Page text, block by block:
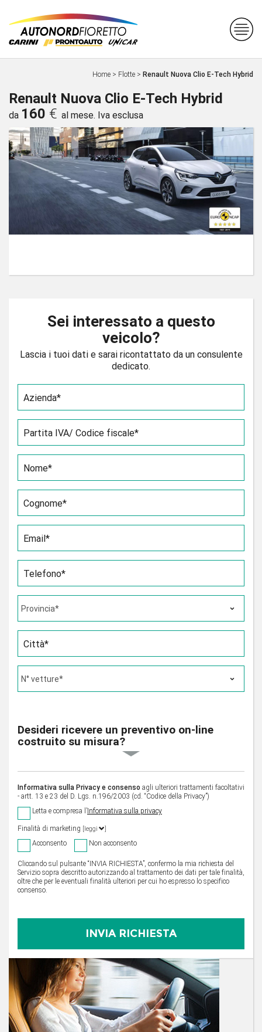
Home > Flotte > Renault Nuova Clio E-Tech Hybrid
Renault Nuova Clio E-Tech Hybrid
da 160 € al mese. Iva esclusa
Sei interessato a questo
veicolo?
Lascia i tuoi dati e sarai ricontattato da un consulente
dedicato.
Azienda*
Partita IVA/ Codice fiscale*
Nome*
Cognome*
Email*
Telefono*
Città*
Desideri ricevere un preventivo on-line
costruito su misura?
Informativa sulla Privacy e consenso agli ulteriori trattamenti facoltativi
- artt. 13 e 23 del D. Lgs. n.196/2003 (cd. “Codice della Privacy”)
Letta e compresa l’ Informativa sulla privacy
Finalità di marketing [leggi
Acconsento Non acconsento
Cliccando sul pulsante “INVIA RICHIESTA”, confermo la mia richiesta del
Servizio sopra descritto autorizzando al trattamento dei dati per tale finalità,
oltre che per le eventuali finalità ulteriori per cui ho espresso lo specifico
consenso.